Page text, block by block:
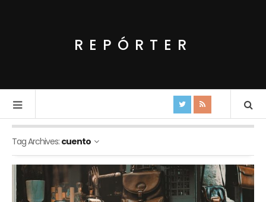
REPÓRTER
Tag Archives: cuento